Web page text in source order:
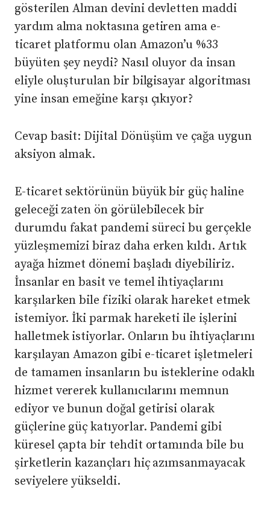
gösterilen Alman devini devletten maddi
yardım alma noktasına getiren ama e-
ticaret platformu olan Amazon’u %33
büyüten şey neydi? Nasıl oluyor da insan
eliyle oluşturulan bir bilgisayar algoritması
yine insan emeğine karşı çıkıyor?
Cevap basit: Dijital Dönüşüm ve çağa uygun
aksiyon almak.
E-ticaret sektörünün büyük bir güç haline
geleceği zaten ön görülebilecek bir
durumdu fakat pandemi süreci bu gerçekle
yüzleşmemizi biraz daha erken kıldı. Artık
ayağa hizmet dönemi başladı diyebiliriz.
İnsanlar en basit ve temel ihtiyaçlarını
karşılarken bile fiziki olarak hareket etmek
istemiyor. İki parmak hareketi ile işlerini
halletmek istiyorlar. Onların bu ihtiyaçlarını
karşılayan Amazon gibi e-ticaret işletmeleri
de tamamen insanların bu isteklerine odaklı
hizmet vererek kullanıcılarını memnun
ediyor ve bunun doğal getirisi olarak
güçlerine güç katıyorlar. Pandemi gibi
küresel çapta bir tehdit ortamında bile bu
şirketlerin kazançları hiç azımsanmayacak
seviyelere yükseldi.